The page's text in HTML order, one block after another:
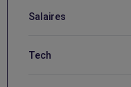
Salaires
Tech